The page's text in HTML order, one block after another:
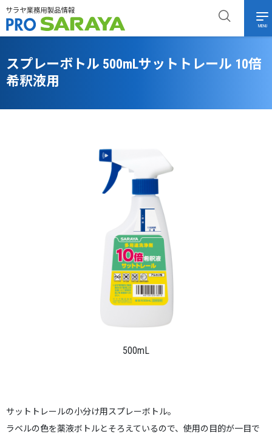
MENU
スプレーボトル 500mLサットトレール 10倍
希釈液用
500mL
サットトレールの小分け用スプレーボトル。
ラベルの色を薬液ボトルとそろえているので、使用の目的が一目で